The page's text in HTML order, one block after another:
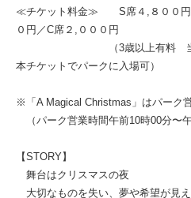
≪チケット料金≫ S席４,８００円
０円／C席２,０００円
（3歳以上有料 当日は、
本チケットでパークに入場可）
※「A Magical Christmas」はパーク
（パーク営業時間午前10時00分〜午
【STORY】
舞台はクリスマスの夜
大切なものを失い、夢や希望が見え